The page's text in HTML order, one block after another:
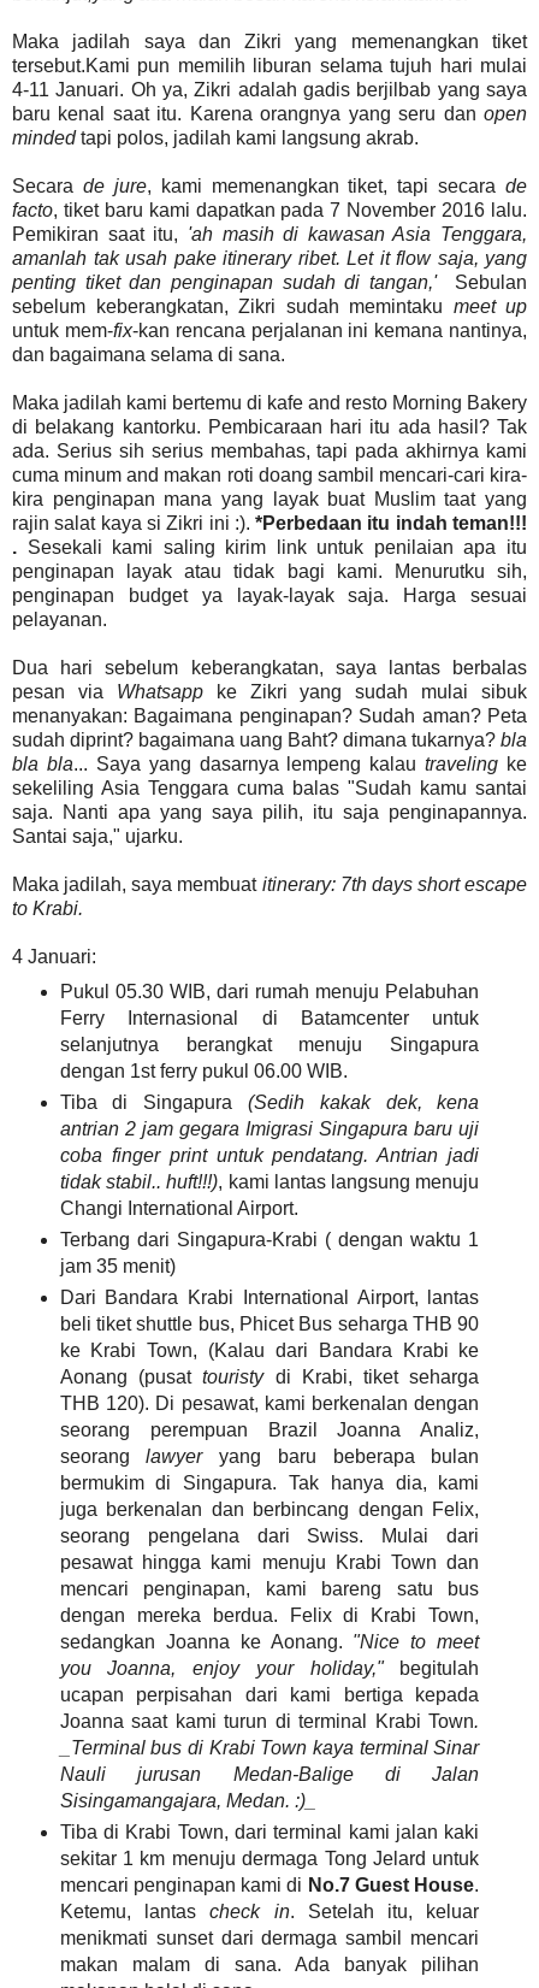
Maka jadilah saya dan Zikri yang memenangkan tiket
tersebut.Kami pun memilih liburan selama tujuh hari mulai
4-11 Januari. Oh ya, Zikri adalah gadis berjilbab yang saya
baru kenal saat itu. Karena orangnya yang seru dan open
minded tapi polos, jadilah kami langsung akrab.
Secara de jure, kami memenangkan tiket, tapi secara de
facto, tiket baru kami dapatkan pada 7 November 2016 lalu.
Pemikiran saat itu, 'ah masih di kawasan Asia Tenggara,
amanlah tak usah pake itinerary ribet. Let it flow saja, yang
penting tiket dan penginapan sudah di tangan,'Sebulan
sebelum keberangkatan, Zikri sudah memintaku meet up
untuk mem-fix-kan rencana perjalanan ini kemana nantinya,
dan bagaimana selama di sana.
Maka jadilah kami bertemu di kafe and resto Morning Bakery
di belakang kantorku. Pembicaraan hari itu ada hasil? Tak
ada. Serius sih serius membahas, tapi pada akhirnya kami
cuma minum and makan roti doang sambil mencari-cari kira-
kira penginapan mana yang layak buat Muslim taat yang
rajin salat kaya si Zikri ini :).*Perbedaan itu indah teman!!!
. Sesekali kami saling kirim link untuk penilaian apa itu
penginapan layak atau tidak bagi kami. Menurutku sih,
penginapan budget ya layak-layak saja. Harga sesuai
pelayanan.
Dua hari sebelum keberangkatan, saya lantas berbalas
pesan via Whatsappke Zikri yang sudah mulai sibuk
menanyakan: Bagaimana penginapan? Sudah aman? Peta
sudah diprint? bagaimana uang Baht? dimana tukarnya? bla
bla bla... Saya yang dasarnya lempeng kalau traveling ke
sekeliling Asia Tenggara cuma balas "Sudah kamu santai
saja. Nanti apa yang saya pilih, itu saja penginapannya.
Santai saja," ujarku.
Maka jadilah, saya membuatitinerary: 7th days short escape
to Krabi.
4 Januari:
Pukul 05.30 WIB, dari rumah menuju Pelabuhan
Ferry Internasional di Batamcenter untuk
selanjutnya berangkat menuju Singapura
dengan 1st ferry pukul 06.00 WIB.
Tiba di Singapura (Sedih kakak dek, kena
antrian 2 jam gegara Imigrasi Singapura baru uji
coba finger print untuk pendatang. Antrian jadi
tidak stabil.. huft!!!), kami lantas langsung menuju
Changi International Airport.
Terbang dari Singapura-Krabi ( dengan waktu 1
jam 35 menit)
Dari Bandara Krabi International Airport, lantas
beli tiket shuttle bus, Phicet Bus seharga THB 90
ke Krabi Town, (Kalau dari Bandara Krabi ke
Aonang (pusattouristydi Krabi, tiket seharga
THB 120). Di pesawat, kami berkenalan dengan
seorang perempuan Brazil Joanna Analiz,
seorang lawyeryang baru beberapa bulan
bermukim di Singapura. Tak hanya dia, kami
juga berkenalan dan berbincang dengan Felix,
seorang pengelana dari Swiss. Mulai dari
pesawat hingga kami menuju Krabi Town dan
mencari penginapan, kami bareng satu bus
dengan mereka berdua. Felix di Krabi Town,
sedangkan Joanna ke Aonang. "Nice to meet
you Joanna, enjoy your holiday,"begitulah
ucapan perpisahan dari kami bertiga kepada
Joanna saat kami turun di terminal Krabi Town.
_Terminal bus di Krabi Town kaya terminal Sinar
Nauli jurusan Medan-Balige di Jalan
Sisingamangajara, Medan. :)_
Tiba di Krabi Town, dari terminal kami jalan kaki
sekitar 1 km menuju dermaga Tong Jelard untuk
mencari penginapan kami di No.7 Guest House.
Ketemu, lantascheck in. Setelah itu, keluar
menikmati sunset dari dermaga sambil mencari
makan malam di sana. Ada banyak pilihan